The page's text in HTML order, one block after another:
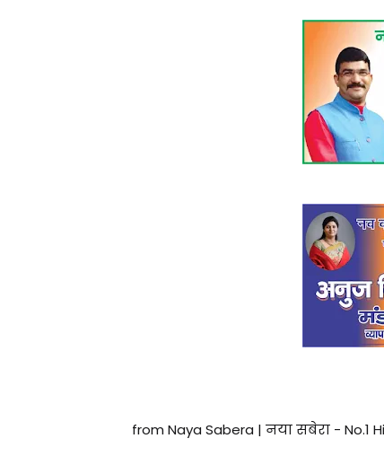
from Naya Sabera | नया सबेरा - No.1